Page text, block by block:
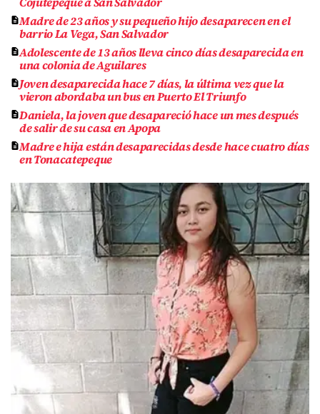
Madre de 23 años y su pequeño hijo desaparecen en el
barrio La Vega, San Salvador
Adolescente de 13 años lleva cinco días desaparecida en
una colonia de Aguilares
Joven desaparecida hace 7 días, la última vez que la
vieron abordaba un bus en Puerto El Triunfo
Daniela, la joven que desapareció hace un mes después
de salir de su casa en Apopa
Madre e hija están desaparecidas desde hace cuatro días
en Tonacatepeque